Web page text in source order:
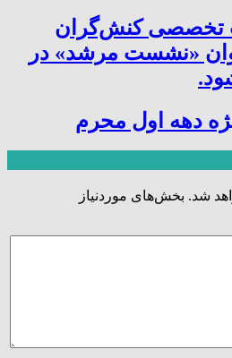
تخصصی کنش‌گران
«نشست مرشد» در
دهه اول محرم
شد. بخش‌های موردنیاز